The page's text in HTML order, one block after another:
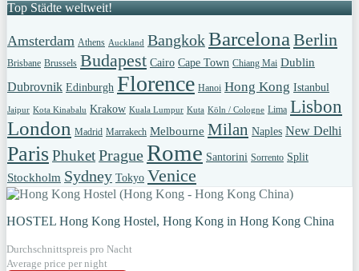
Top Städte weltweit!
Amsterdam Athens Auckland BangkokBarcelonaBerlin
Brisbane Brussels Budapest Cairo Cape Town Chiang Mai Dublin
Dubrovnik Edinburgh Florence Hanoi Hong Kong Istanbul
Jaipur Kota Kinabalu Krakow Kuala Lumpur Kuta Köln / Cologne Lima Lisbon
London Madrid Marrakech Melbourne Milan Naples New Delhi
ParisPhuketPragueRome Santorini Sorrento Split
Stockholm Sydney Tokyo Venice
HOSTEL Hong Kong Hostel, Hong Kong in Hong Kong China
Durchschnittspreis pro Nacht
Average price per night